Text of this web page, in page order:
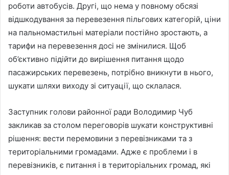
роботи автобусів. Другі, що нема у повному обсязі
відшкодування за перевезення пільгових категорій, ціни
на пальномастильні матеріали постійно зростають, а
тарифи на перевезення досі не змінилися. Щоб
об’єктивно підійти до вирішення питання щодо
пасажирських перевезень, потрібно вникнути в нього,
шукати шляхи виходу зі ситуації, що склалася.
Заступник голови районної ради Володимир Чуб
закликав за столом переговорів шукати конструктивні
рішення: вести перемовини з перевізниками та з
територіальними громадами. Адже є проблеми і в
перевізників, є питання і в територіальних громад, які